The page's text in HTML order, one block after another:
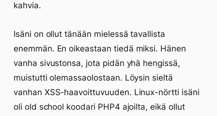
kahvia.
Isäni on ollut tänään mielessä tavallista
enemmän. En oikeastaan tiedä miksi. Hänen
vanha sivustonsa, jota pidän yhä hengissä,
muistutti olemassaolostaan. Löysin sieltä
vanhan XSS-haavoittuvuuden. Linux-nörtti isäni
oli old school koodari PHP4 ajoilta, eikä ollut